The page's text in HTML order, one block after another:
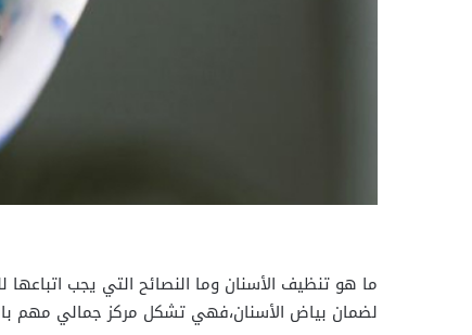
ما هو تنظيف الأسنان وما النصائح التي يجب
لضمان بياض الأسنان،فهي تشكل مركز جمالي مهم